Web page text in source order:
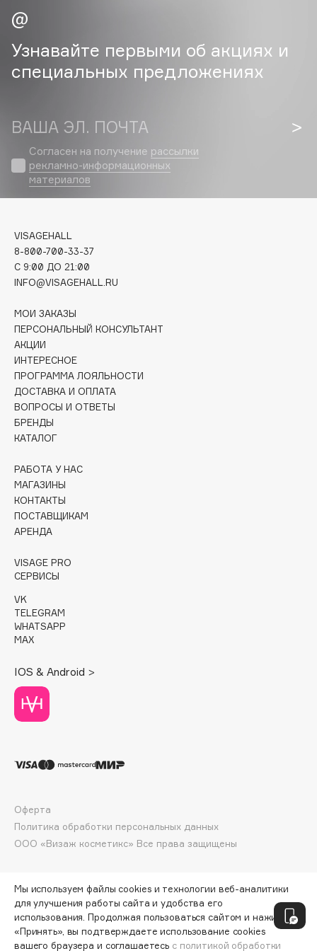
Cadence
Capelli Dorati
Catrice
Celimax
Cettua
Chupa Chups
Clinique
Clive Christian
Collagenina
Consly
Corimo
CosRX
Cottolina
Crescina
Cunzite
D
DABO
Darphin
Davines
Deonica
Divage
Dolce & Gabbana
Dorco
Dr.Althea
Dr.Ceuracle
Dyson
Узнавайте первыми об акциях и
специальных предложениях
ВАША ЭЛ. ПОЧТА
Согласен на получение рассылки
рекламно-информационных
материалов
VISAGEHALL
8-800-700-33-37
C 9:00 ДО 21:00
INFO@VISAGEHALL.RU
МОИ ЗАКАЗЫ
ПЕРСОНАЛЬНЫЙ КОНСУЛЬТАНТ
АКЦИИ
ИНТЕРЕСНОЕ
ПРОГРАММА ЛОЯЛЬНОСТИ
ДОСТАВКА И ОПЛАТА
ВОПРОСЫ И ОТВЕТЫ
БРЕНДЫ
КАТАЛОГ
РАБОТА У НАС
МАГАЗИНЫ
КОНТАКТЫ
ПОСТАВЩИКАМ
АРЕНДА
VISAGE PRO
СЕРВИСЫ
VK
TELEGRAM
WHATSAPP
MAX
IOS & Android >
ООО «Визаж косметикс» Все права защищены
Оферта
Политика обработки персональных данных
Мы используем файлы cookies и технологии веб-аналитики
для улучшения работы сайта и удобства его
использования. Продолжая пользоваться сайтом и нажимая
«Принять», вы подтверждаете использование cookies
вашего браузера и соглашаетесь с политикой обработки